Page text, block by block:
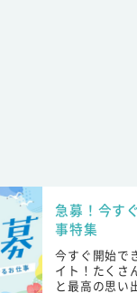
急募！今す
事特集
今すぐ開始で
イト！たくさ
と最高の思い